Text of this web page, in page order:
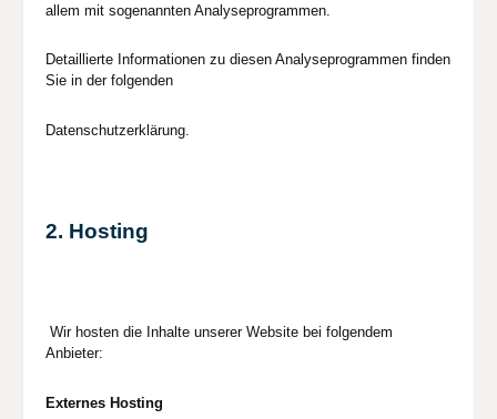
allem mit sogenannten Analyseprogrammen.
Detaillierte Informationen zu diesen Analyseprogrammen finden
Sie in der folgenden
Datenschutzerklärung.
2. Hosting
Wir hosten die Inhalte unserer Website bei folgendem
Anbieter:
Externes Hosting